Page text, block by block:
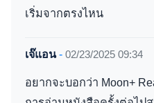
เริ่มจากตรงไหน
เจ๊แอน- 02/23/2025 09:34
อยากจะบอกว่า Moon+